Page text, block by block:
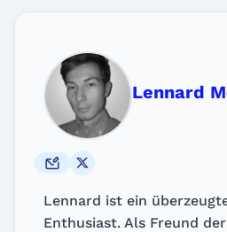
Lennard
Lennard ist ein
Enthusiast. Als Freund der